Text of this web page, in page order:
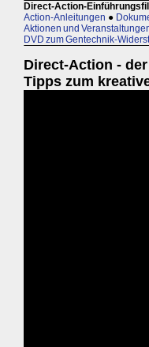
Direct-Action-
Action-Anleitungen ●
Aktionen und
DVD zum Gentechnik-
Direct-Action -
Tipps zum